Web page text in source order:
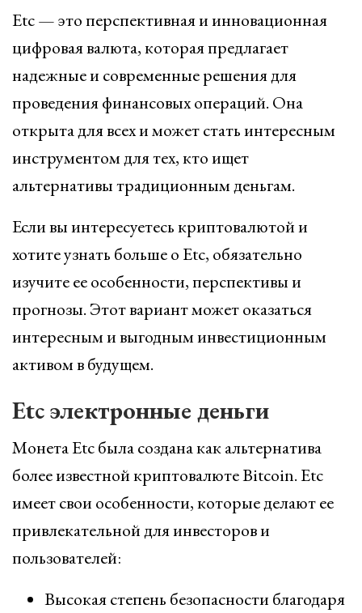
Etc — это перспективная и инновационная
цифровая валюта, которая предлагает
надежные и современные решения для
проведения финансовых операций. Она
открыта для всех и может стать интересным
инструментом для тех, кто ищет
альтернативы традиционным деньгам.
Если вы интересуетесь криптовалютой и
хотите узнать больше о Etc, обязательно
изучите ее особенности, перспективы и
прогнозы. Этот вариант может оказаться
интересным и выгодным инвестиционным
активом в будущем.
Etc электронные деньги
Монета Etc была создана как альтернатива
более известной криптовалюте Bitcoin. Etc
имеет свои особенности, которые делают ее
привлекательной для инвесторов и
пользователей:
Высокая степень безопасности благодаря